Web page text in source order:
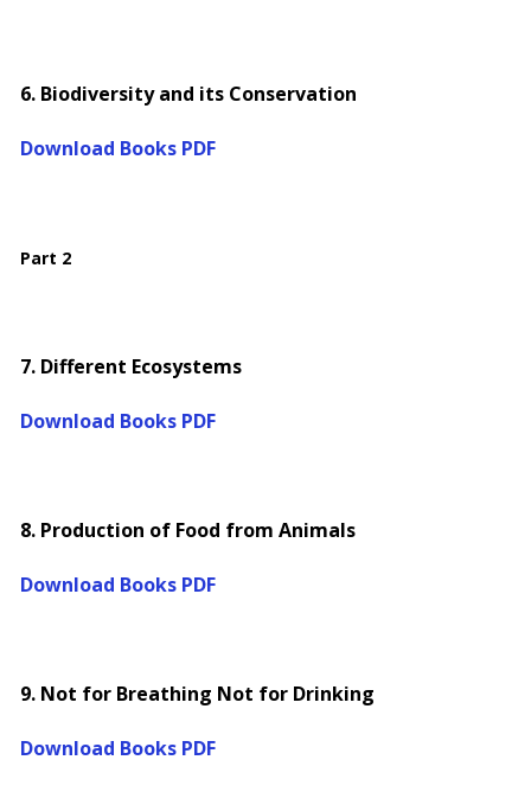
6. Biodiversity and its Conservation
Download Books PDF
Part 2
7. Different Ecosystems
Download Books PDF
8. Production of Food from Animals
Download Books PDF
9. Not for Breathing Not for Drinking
Download Books PDF